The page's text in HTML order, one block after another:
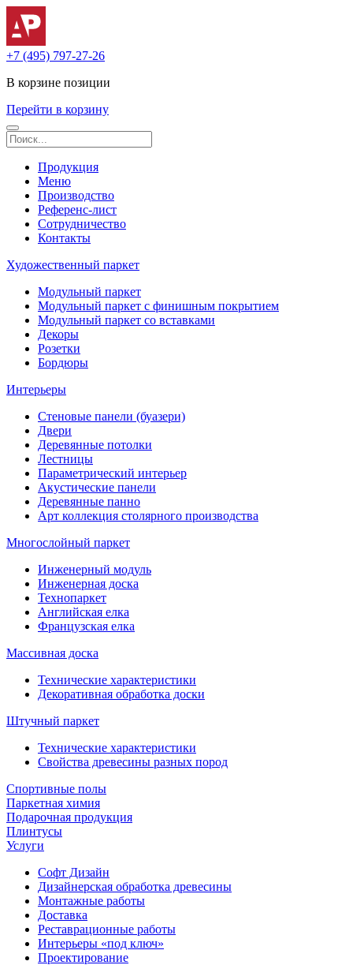
+7 (495) 797-27-26
В корзине позиции
Перейти в корзину
Продукция
Меню
Производство
Референс-лист
Сотрудничество
Контакты
Художественный паркет
Модульный паркет
Модульный паркет с финишным покрытием
Модульный паркет со вставками
Декоры
Розетки
Бордюры
Интерьеры
Стеновые панели (буазери)
Двери
Деревянные потолки
Лестницы
Параметрический интерьер
Акустические панели
Деревянные панно
Арт коллекция столярного производства
Многослойный паркет
Инженерный модуль
Инженерная доска
Технопаркет
Английская елка
Французская елка
Массивная доска
Технические характеристики
Декоративная обработка доски
Штучный паркет
Технические характеристики
Свойства древесины разных пород
Спортивные полы
Паркетная химия
Подарочная продукция
Плинтусы
Услуги
Софт Дизайн
Дизайнерская обработка древесины
Монтажные работы
Доставка
Реставрационные работы
Интерьеры «под ключ»
Проектирование